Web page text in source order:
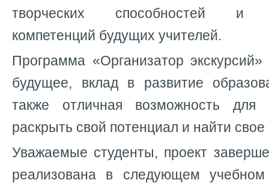
творческих способностей и
компетенций будущих учителей.
Программа «Организатор
будущее, вклад в развитие
также отличная возможность для
раскрыть свой потенциал и найти
Уважаемые студенты, проект
реализована в следующем